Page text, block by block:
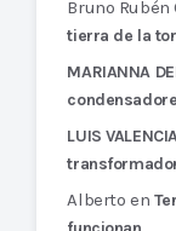
Bruno Rubén
tierra de la
MARIANNA
LUIS
Alberto en